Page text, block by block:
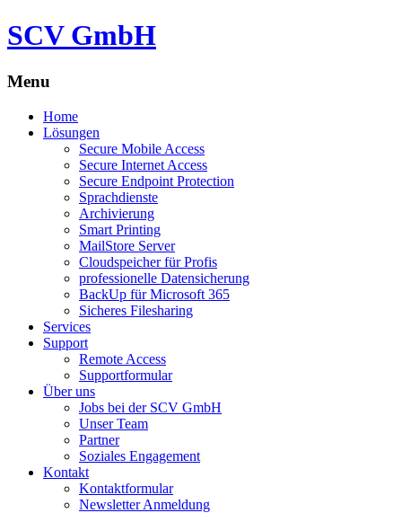
SCV GmbH
Menu
Skip
Home
Lösungen
Secure Mobile Access
Secure Internet Access
Secure Endpoint Protection
Sprachdienste
Archivierung
Smart Printing
MailStore Server
Cloudspeicher für Profis
professionelle Datensicherung
BackUp für Microsoft 365
Sicheres Filesharing
Services
Support
Remote Access
Supportformular
Über uns
Jobs bei der SCV GmbH
Unser Team
Partner
Soziales Engagement
Kontakt
Kontaktformular
Newsletter Anmeldung